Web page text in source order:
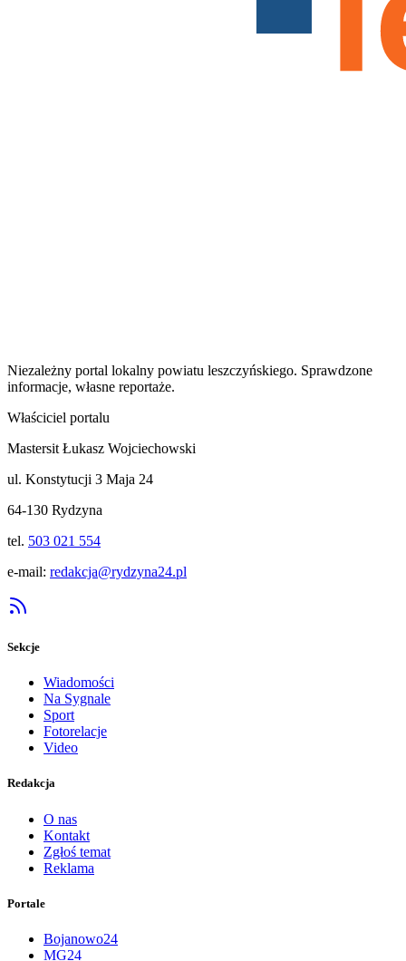
Niezależny portal lokalny powiatu leszczyńskiego. Sprawdzone
informacje, własne reportaże.
Właściciel portalu
Mastersit Łukasz Wojciechowski
ul. Konstytucji 3 Maja 24
64-130 Rydzyna
tel. 503 021 554
e-mail: redakcja@rydzyna24.pl
Sekcje
Wiadomości
Na Sygnale
Sport
Fotorelacje
Video
Redakcja
O nas
Kontakt
Zgłoś temat
Reklama
Portale
Bojanowo24
MG24